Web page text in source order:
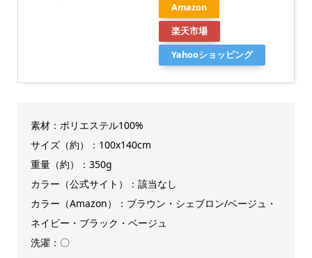
Amazon
楽天市場
Yahooショッピング
素材：ポリエステル100%
サイズ（約）：100x140cm
重量（約）：350g
カラー（公式サイト）：該当なし
カラー（Amazon）：ブラウン・シェブロン/ベージュ・
ネイビー・ブラック・ベージュ
洗濯：〇